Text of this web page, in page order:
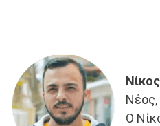
Νέος,
Ο